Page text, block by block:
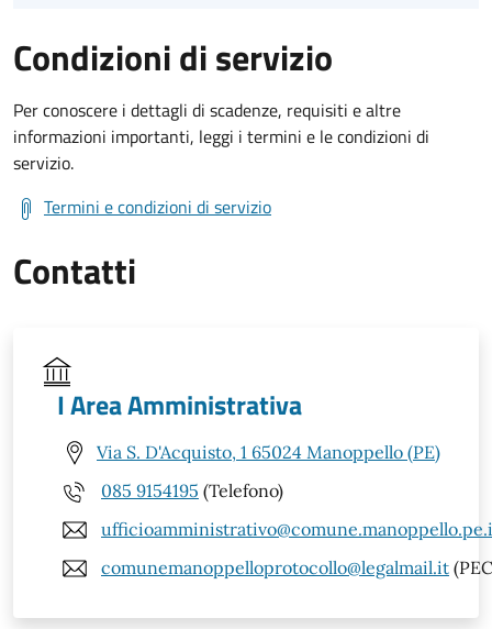
Condizioni di servizio
Per conoscere i dettagli di scadenze, requisiti e altre
informazioni importanti, leggi i termini e le condizioni di
servizio.
Termini e condizioni di servizio
Contatti
I Area Amministrativa
Via S. D'Acquisto, 1 65024 Manoppello (PE)
085 9154195 (Telefono)
comunemanoppelloprotocollo@legalmail.it